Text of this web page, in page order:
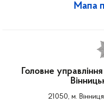
Мапа
Головне
21050, м.